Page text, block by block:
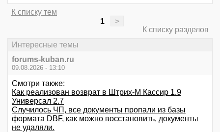
К списку тем
1
>
К списку разделов
Интересные темы
forums-kuban.ru
09.08.2026 - 13:10
Смотри также:
Как реализован возврат в Штрих-М Кассир 1.9
Универсал 2.7
Случилось ЧП, все документы пропали из базы
формата DBF, как можно восстановить, документы
не удаляли.